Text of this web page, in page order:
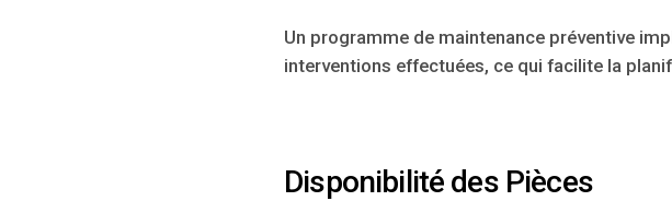
Un programme de maintenance préventive
interventions effectuées, ce qui facilite la
Disponibilité des Pièces